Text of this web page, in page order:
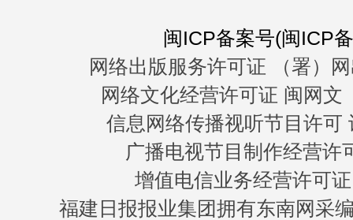
闽ICP备案号(闽ICP
网络出版服务许可证 （署）
网络文化经营许可证 闽网文
信息网络传播视听节目许可
广播电视节目制作经营许
增值电信业务经营许可
福建日报报业集团拥有东南网采